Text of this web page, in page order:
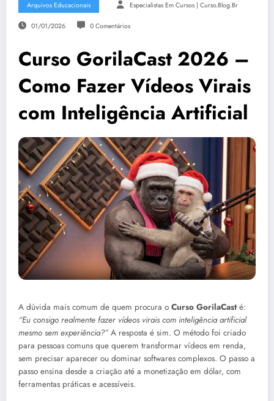
Arquivos Educacionais Especialistas Em Cursos | Curso.blog.br
01/01/2026 0 Comentários
Curso GorilaCast 2026 –
Como Fazer Vídeos Virais
com Inteligência Artificial
A dúvida mais comum de quem procura o Curso GorilaCasté:
“Eu consigo realmente fazer vídeos virais com inteligência artificial
mesmo sem experiência?”A resposta é sim. O método foi criado
para pessoas comuns que querem transformar vídeos em renda,
sem precisar aparecer ou dominar softwares complexos. O passo a
passo ensina desde a criação até a monetização em dólar, com
ferramentas práticas e acessíveis.